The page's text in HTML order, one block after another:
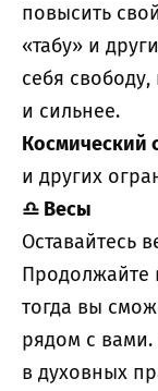
повысить
«табу» и
себя
и сильнее.
Космический
и других
♎ Весы
Оставайтесь
Продолжайте
тогда вы
рядом с
в духовных